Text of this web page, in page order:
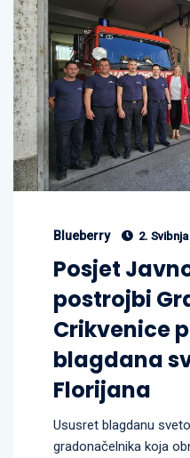
Blueberry 2.
Posjet
postrojbi
Crikvenice
blagdana
Florijana
Ususret blagdanu
gradonačelnika koja